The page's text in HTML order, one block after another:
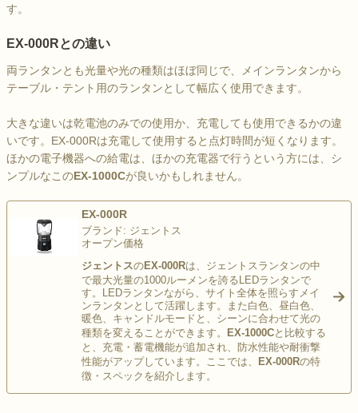
す。
EX-000Rとの違い
両ランタンとも光量や光の種類はほぼ同じで、メインランタンから
テーブル・テント用のランタンとして幅広く使用できます。
大きな違いは乾電池のみでの使用か、充電しても使用できるかの違
いです。EX-000Rは充電して使用すると点灯時間が短くなります。
ほかの電子機器への給電は、ほかの充電器で行うという方には、シ
ンプルなこのEX-1000Cが良いかもしれません。
EX-000R
ブランド: ジェントス
オープン価格
ジェントスのEX-000Rは、ジェントスランタンの中
で最大光量の1000ルーメンを誇るLEDランタンで
す。LEDランタンながら、サイト全体を照らすメイ
ンランタンとして活躍します。また白色、昼白色、
暖色、キャンドルモードと、シーンに合わせて光の
種類を変えることができます。
EX-1000Cと比較する
と、充電・蓄電機能が追加され、防水性能や耐衝撃
性能がアップしています。ここでは、
EX-000Rの特
徴・スペックを紹介します。